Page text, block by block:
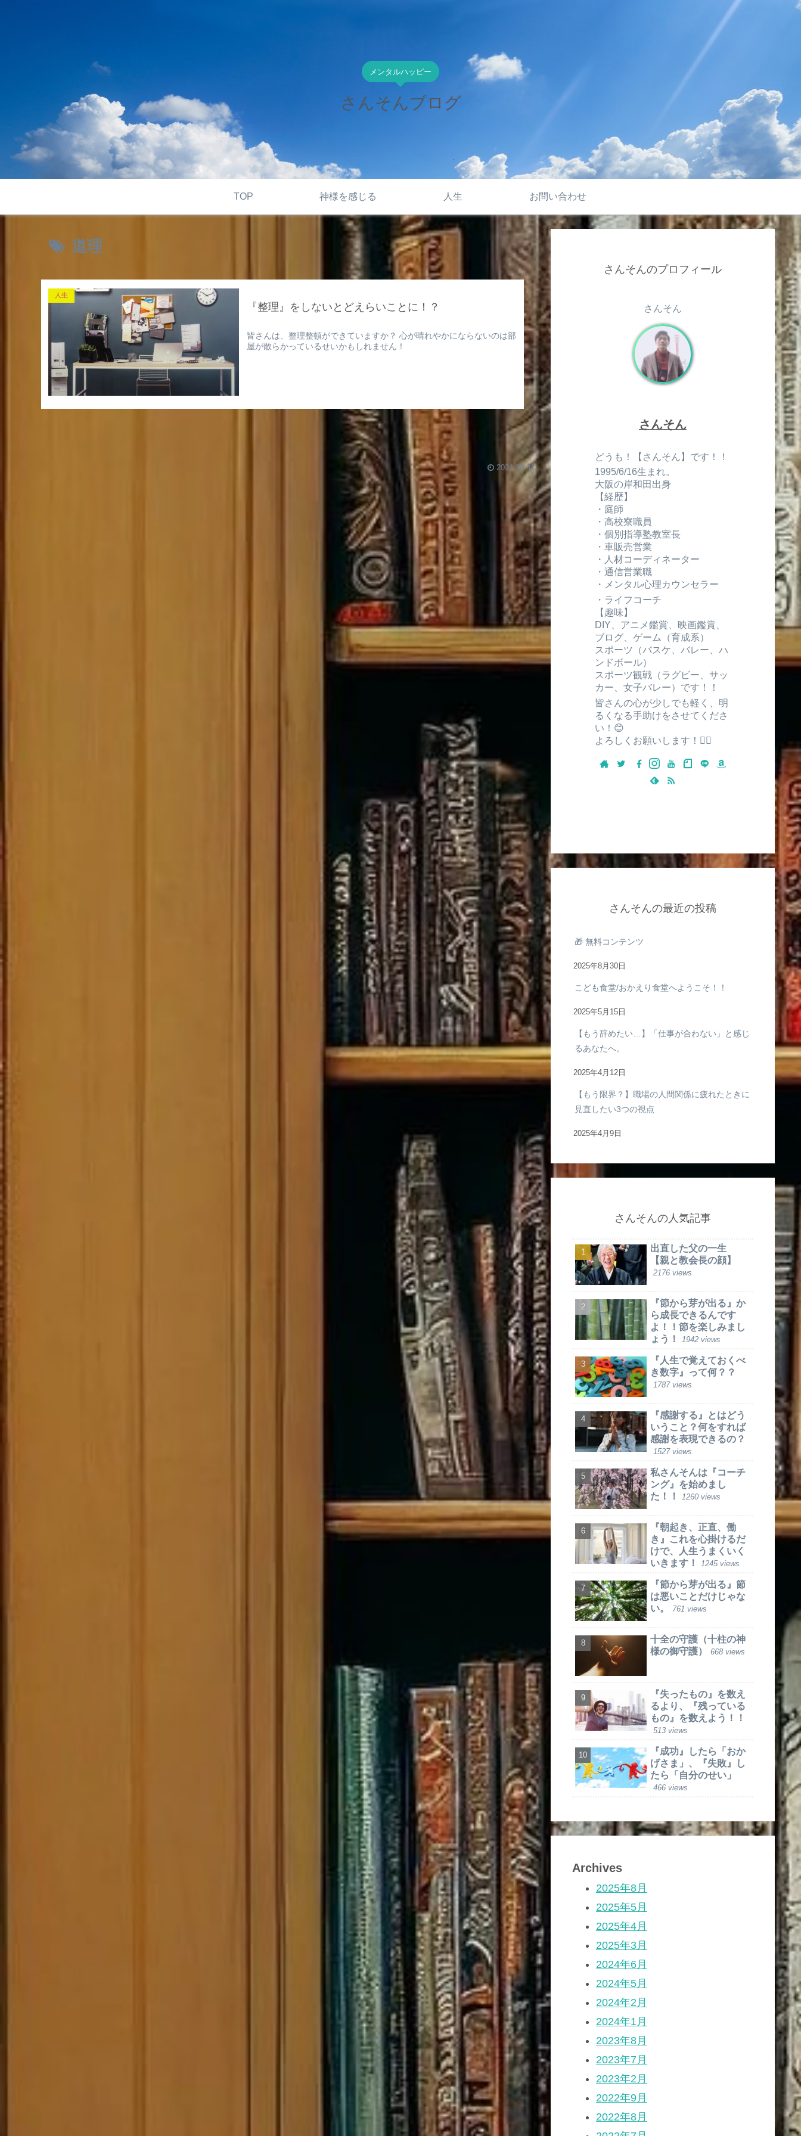
メンタルハッピー
さんそんブログ
TOP 神様を感じる 人生 お問い合わせ
道理
人生
『整理』をしないとどえらいことに！？
皆さんは、整理整頓ができていますか？ 心が晴れやかにならないのは部
屋が散らかっているせいかもしれません！
2021.10.31
さんそんのプロフィール
さんそん
さんそん
どうも！【さんそん】です！！
1995/6/16生まれ。
大阪の岸和田出身
【経歴】
・庭師
・高校寮職員
・個別指導塾教室長
・車販売営業
・人材コーディネーター
・通信営業職
・メンタル心理カウンセラー
・ライフコーチ
【趣味】
DIY、アニメ鑑賞、映画鑑賞、
ブログ、ゲーム（育成系）
スポーツ（バスケ、バレー、ハ
ンドボール）
スポーツ観戦（ラグビー、サッ
カー、女子バレー）です！！
皆さんの心が少しでも軽く、明
るくなる手助けをさせてくださ
い！😊
よろしくお願いします！🙇‍♂️
さんそんの最近の投稿
🎁 無料コンテンツ
2025年8月30日
こども食堂/おかえり食堂へようこそ！！
2025年5月15日
【もう辞めたい…】「仕事が合わない」と感じ
るあなたへ。
2025年4月12日
【もう限界？】職場の人間関係に疲れたときに
見直したい3つの視点
2025年4月9日
さんそんの人気記事
出直した父の一生
【親と教会長の顔】
2176 views
『節から芽が出る』か
ら成長できるんです
よ！！節を楽しみまし
ょう！
1942 views
『人生で覚えておくべ
き数字』って何？？
1787 views
『感謝する』とはどう
いうこと？何をすれば
感謝を表現できるの？
1527 views
私さんそんは『コーチ
ング』を始めまし
た！！
1260 views
『朝起き、正直、働
き』これを心掛けるだ
けで、人生うまくいく
いきます！
1245 views
『節から芽が出る』節
は悪いことだけじゃな
い。
761 views
十全の守護（十柱の神
様の御守護）
668 views
『失ったもの』を数え
るより、『残っている
もの』を数えよう！！
513 views
『成功』したら「おか
げさま」、『失敗』し
たら「自分のせい」
466 views
Archives
2025年8月
2025年5月
2025年4月
2025年3月
2024年6月
2024年5月
2024年2月
2024年1月
2023年8月
2023年7月
2023年2月
2022年9月
2022年8月